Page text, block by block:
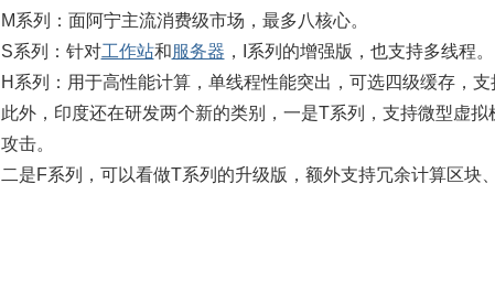
M系列：面阿宁主流消费级市场，最多八核心。
S系列：针对工作站和服务器 ，I系列的增强版，也支持多线程。
H系列：用于高性能计算，单线程性能突出，可选四级缓存，
此外，印度还在研发两个新的类别，一是T系列，支持微型虚
攻击。
二是F系列，可以看做T系列的升级版，额外支持冗余计算区块